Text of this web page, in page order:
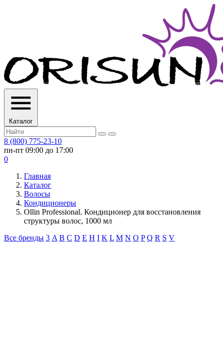
Каталог
8 (800) 775-23-10
пн-пт 09:00 до 17:00
0
Главная
Каталог
Волосы
Кондиционеры
Ollin Professional. Кондиционер для восстановления
структуры волос, 1000 мл
Все бренды 3 A B C D E H I K L M N O P Q R S V